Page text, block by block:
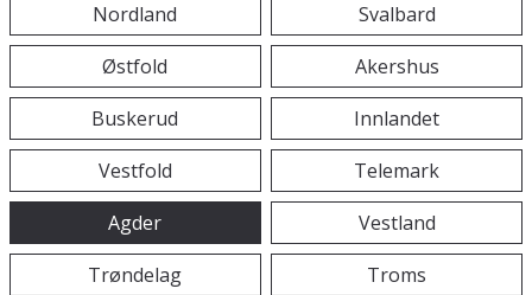
Nordland
Svalbard
Østfold
Akershus
Buskerud
Innlandet
Vestfold
Telemark
Agder
Vestland
Trøndelag
Troms